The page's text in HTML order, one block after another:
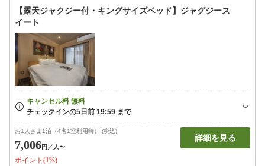
【露天ジャクジー付・キングサイズベッド】ジャグジース
イート
お1人さま1泊（4名1室利用時） (税込)
7,006円 ／人〜
ポイント(1%)
詳細を見る